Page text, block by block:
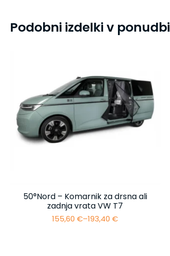
Podobni izdelki v ponudbi
50°Nord – Komarnik za drsna ali
zadnja vrata VW T7
155,60€–193,40€
Cenovni